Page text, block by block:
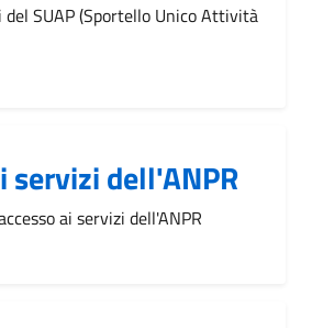
del SUAP (Sportello Unico Attività
servizi dell'ANPR
ai servizi dell'ANPR